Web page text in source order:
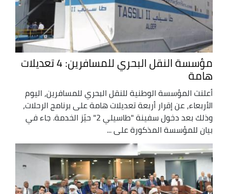
مؤسسة النقل البحري للمسافرين: 4 تعديلات
هامة
أعلنت المؤسسة الوطنية للنقل البحري للمسافرين، اليوم
الأربعاء، عن إقرار أربعة تعديلات هامة على برنامج الرحلات،
وذلك بعد دخول سفينة "طاسيلي 2" حيّز الخدمة. جاء في
بيان للمؤسسة المذكورة على ...